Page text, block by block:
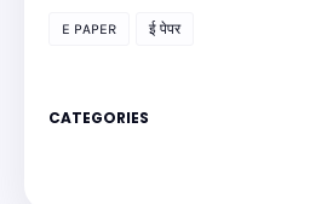
E PAPER ई पेपर
CATEGORIES